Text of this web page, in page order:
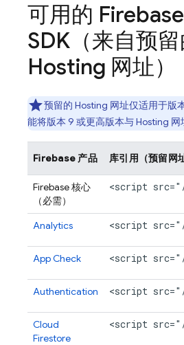
可用的
SDK（来自预
Hosting 网址）
预留的 Hosting 网址仅适用于版
能将版本 9 或更高版本与Hosting 网
Firebase 产品 库引用（预留网
Firebase 核心
（必需）
<script
Analytics <script
App Check <script
Authentication <script
Cloud
Firestore
<script